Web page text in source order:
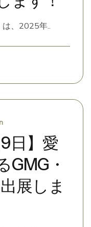
は、2025年..
日】愛
GMG・
展しま